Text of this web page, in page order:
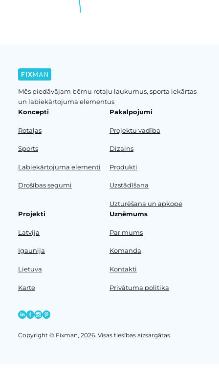
Mēs piedāvājam bērnu rotaļu laukumus, sporta iekārtas
un labiekārtojuma elementus
Koncepti
Rotaļas
Sports
Labiekārtojuma elementi
Drošības segumi
Pakalpojumi
Projektu vadība
Dizains
Produkti
Uzstādīšana
Uzturēšana un apkope
Projekti
Latvija
Igaunija
Lietuva
Karte
Uzņēmums
Par mums
Komanda
Kontakti
Privātuma politika
Copyright © Fixman, 2026. Visas tiesības aizsargātas.